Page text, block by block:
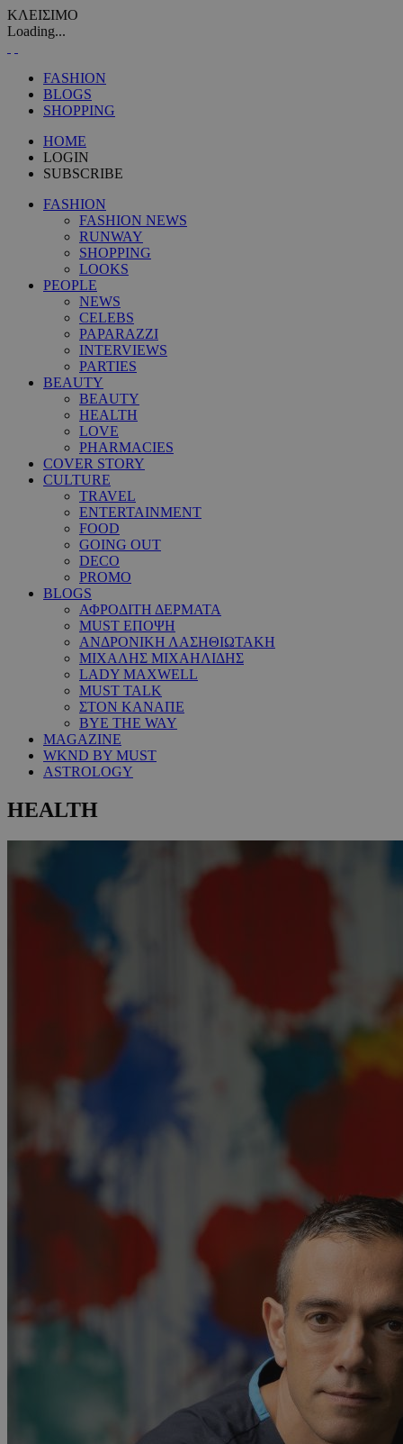
ΚΛΕΙΣΙΜΟ
Loading...
FASHION
BLOGS
SHOPPING
HOME
LOGIN
SUBSCRIBE
FASHION
FASHION NEWS
RUNWAY
SHOPPING
LOOKS
PEOPLE
NEWS
CELEBS
PAPARAZZI
INTERVIEWS
PARTIES
BEAUTY
BEAUTY
HEALTH
LOVE
PHARMACIES
COVER STORY
CULTURE
TRAVEL
ENTERTAINMENT
FOOD
GOING OUT
DECO
PROMO
BLOGS
ΑΦΡΟΔΙΤΗ ΔΕΡΜΑΤΑ
MUST ΕΠΟΨΗ
ΑΝΔΡΟΝΙΚΗ ΛΑΣΗΘΙΩΤΑΚΗ
ΜΙΧΑΛΗΣ ΜΙΧΑΗΛΙΔΗΣ
LADY MAXWELL
MUST TALK
ΣΤΟΝ ΚΑΝΑΠΕ
BYE THE WAY
MAGAZINE
WKND BY MUST
ASTROLOGY
HEALTH